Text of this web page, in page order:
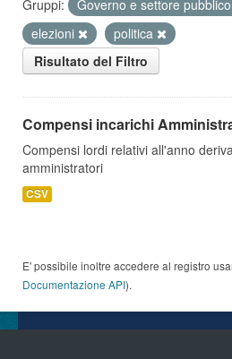
Gruppi:
Governo e settore pubblico
elezioni
politica
Risultato del Filtro
Compensi incarichi
Compensi lordi relativi all'anno
amministratori
CSV
E' possibile inoltre accedere al registro
Documentazione API).